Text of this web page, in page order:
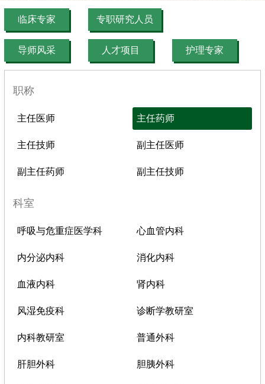
临床专家 专职研究人员
导师风采 人才项目 护理专家
职称
主任医师 主任药师
主任技师 副主任医师
副主任药师 副主任技师
科室
呼吸与危重症医学科 心血管内科
内分泌内科 消化内科
血液内科 肾内科
风湿免疫科 诊断学教研室
内科教研室 普通外科
肝胆外科 胆胰外科